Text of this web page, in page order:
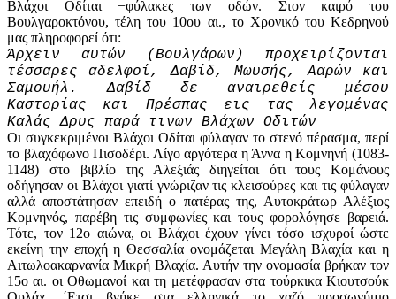
Βλάχοι Οδίται −φύλακες των οδών. Στον καιρό του
Βουλγαροκτόνου, τέλη του 10ου αι., το Χρονικό του Κεδρηνού
μας πληροφορεί ότι:
Άρχειν αυτών (Βουλγάρων) προχειρίζονται
τέσσαρες αδελφοί, Δαβίδ, Μωυσής, Ααρών και
Σαμουήλ. Δαβίδ δε αναιρεθείς μέσου
Καστορίας και Πρέσπας εις τας λεγομένας
Καλάς Δρυς παρά τινων Βλάχων Οδιτών
Οι συγκεκριμένοι Βλάχοι Οδίται φύλαγαν το στενό πέρασμα, περί
το βλαχόφωνο Πισοδέρι. Λίγο αργότερα η Άννα η Κομνηνή (1083-
1148) στο βιβλίο της Αλεξιάς διηγείται ότι τους Κομάνους
οδήγησαν οι Βλάχοι γιατί γνώριζαν τις κλεισούρες και τις φύλαγαν
αλλά αποστάτησαν επειδή ο πατέρας της, Αυτοκράτωρ Αλέξιος
Κομνηνός, παρέβη τις συμφωνίες και τους φορολόγησε βαρειά.
Τότε, τον 12ο αιώνα, οι Βλάχοι έχουν γίνει τόσο ισχυροί ώστε
εκείνη την εποχή η Θεσσαλία ονομάζεται Μεγάλη Βλαχία και η
Αιτωλοακαρνανία Μικρή Βλαχία. Αυτήν την ονομασία βρήκαν τον
15ο αι. οι Οθωμανοί και τη μετέφρασαν στα τούρκικα Κιουτσούκ